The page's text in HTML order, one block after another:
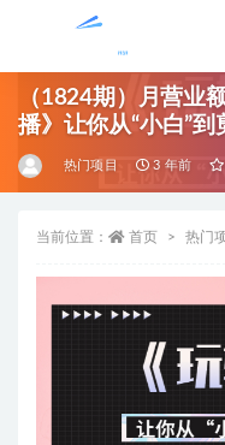
（1824期）月营业
播》让你从“小白”到
热门项目 3 年前
当前位置： 首页 热门